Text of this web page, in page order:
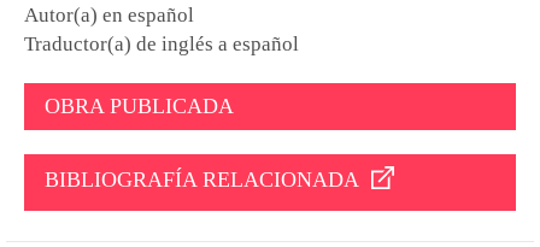
Autor(a) en español
Traductor(a) de inglés a español
OBRA PUBLICADA
BIBLIOGRAFÍA RELACIONADA